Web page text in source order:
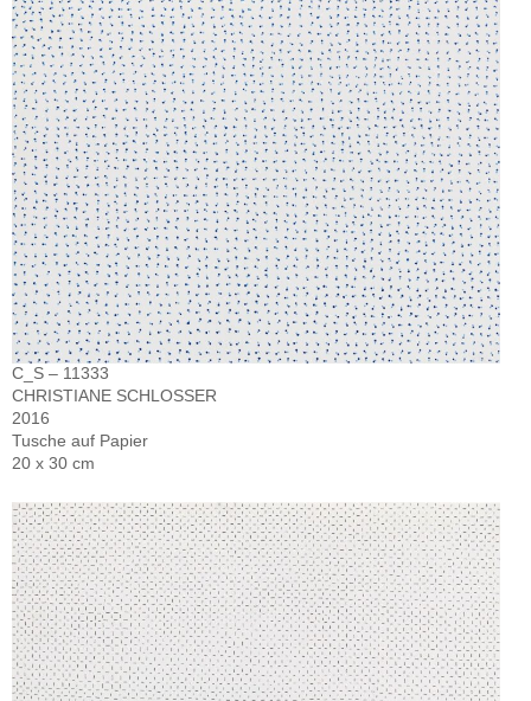
C_S – 11333
CHRISTIANE SCHLOSSER
2016
Tusche auf Papier
20 x 30 cm